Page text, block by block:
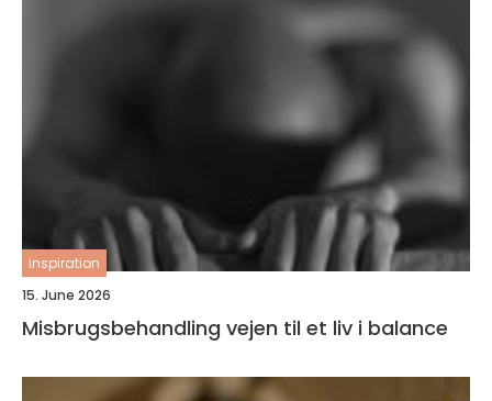
inspiration
15. June 2026
Misbrugsbehandling vejen til et liv i balance